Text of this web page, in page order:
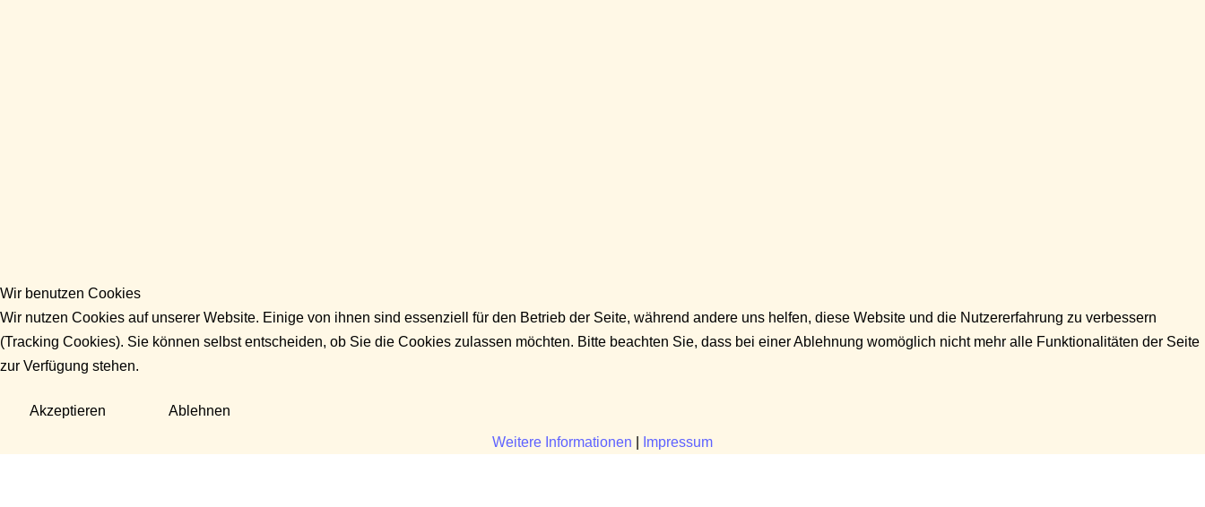
Wir benutzen Cookies
Wir nutzen Cookies auf unserer Website. Einige von ihnen sind essenziell für den Betrieb der Seite, während andere uns helfen, diese Website und die Nutzererfahrung zu verbessern
(Tracking Cookies). Sie können selbst entscheiden, ob Sie die Cookies zulassen möchten. Bitte beachten Sie, dass bei einer Ablehnung womöglich nicht mehr alle Funktionalitäten der Seite
zur Verfügung stehen.
Akzeptieren Ablehnen
Weitere Informationen Impressum